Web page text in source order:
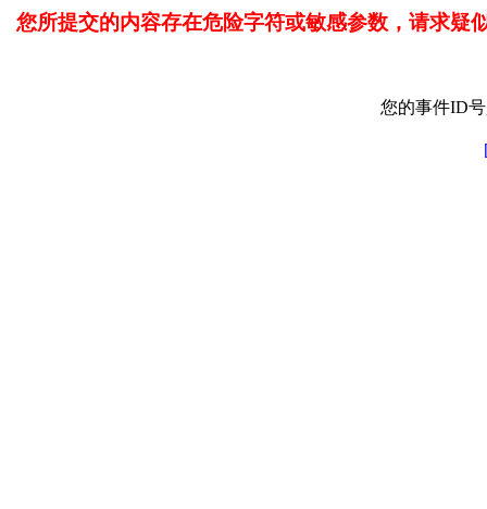
您所提交的内容存在危险字符或敏感参数，请求疑
您的事件ID号